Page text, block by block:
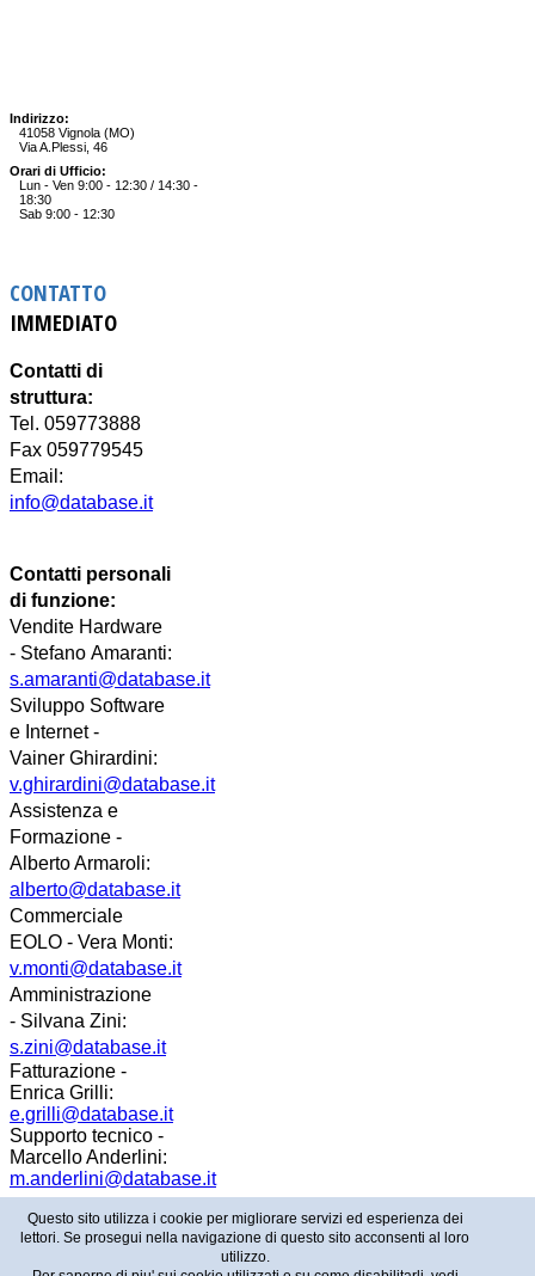
Indirizzo:
41058 Vignola (MO)
Via A.Plessi, 46
Orari di Ufficio:
Lun - Ven 9:00 - 12:30 / 14:30 -
18:30
Sab 9:00 - 12:30
CONTATTO
IMMEDIATO
Contatti di
struttura:
Tel. 059773888
Fax 059779545
Email:
info@database.it
Contatti personali
di funzione:
Vendite Hardware
- Stefano Amaranti:
s.amaranti@database.it
Sviluppo Software
e Internet -
Vainer Ghirardini:
v.ghirardini@database.it
Assistenza e
Formazione -
Alberto Armaroli:
alberto@database.it
Commerciale
EOLO - Vera Monti:
v.monti@database.it
Amministrazione
- Silvana Zini:
s.zini@database.it
Fatturazione -
Enrica Grilli:
e.grilli@database.it
Supporto tecnico -
Marcello Anderlini:
m.anderlini@database.it
Copyright © 2026 - Database Informatica - P.IVA:
02658920364
Questo sito utilizza i cookie per migliorare servizi ed esperienza dei
lettori. Se prosegui nella navigazione di questo sito acconsenti al loro
utilizzo.